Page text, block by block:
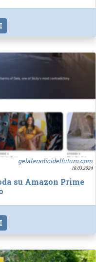
gelaleradicidelfuturo.com
18.03.2024
su Amazon Prime